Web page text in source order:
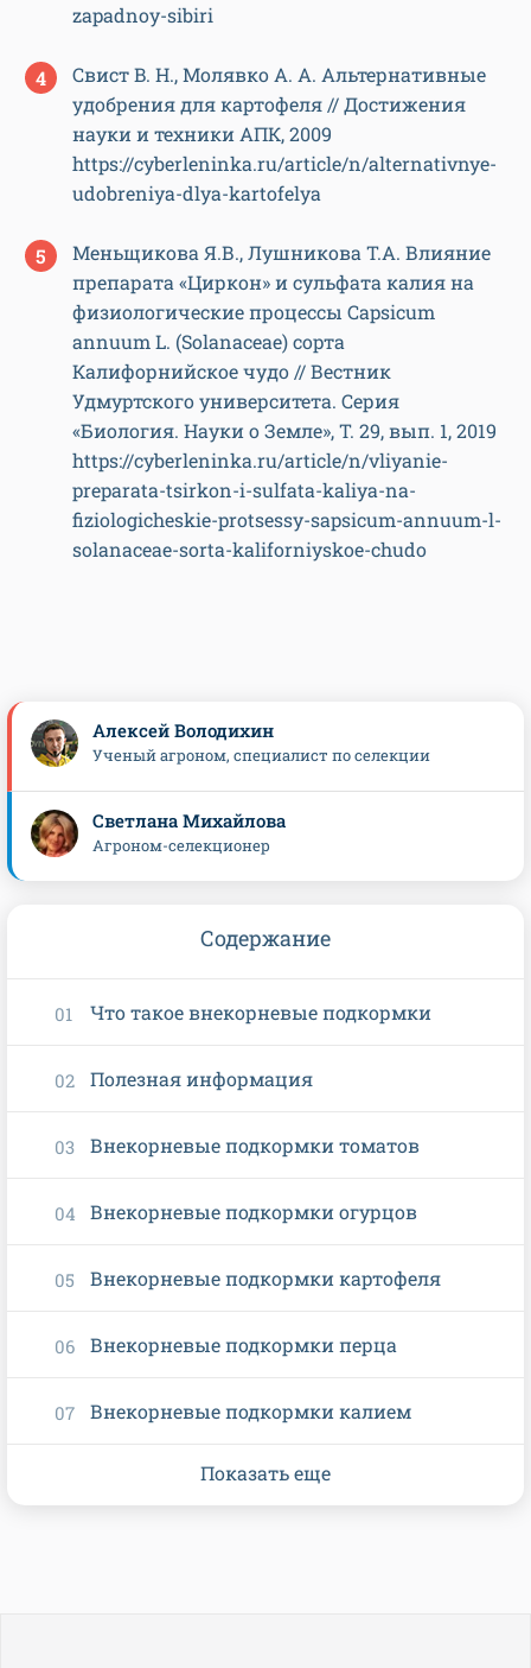
zapadnoy-sibiri
Свист B. H., Молявко А. А. Альтернативные
удобрения для картофеля // Достижения
науки и техники АПК, 2009
https://cyberleninka.ru/article/n/alternativnye-
udobreniya-dlya-kartofelya
Меньщикова Я.В., Лушникова Т.А. Влияние
препарата «Циркон» и сульфата калия на
физиологические процессы Сapsicum
annuum L. (Solanaceae) сорта
Калифорнийское чудо // Вестник
Удмуртского университета. Серия
«Биология. Науки о Земле», Т. 29, вып. 1, 2019
https://cyberleninka.ru/article/n/vliyanie-
preparata-tsirkon-i-sulfata-kaliya-na-
fiziologicheskie-protsessy-sapsicum-annuum-l-
solanaceae-sorta-kaliforniyskoe-chudo
Алексей Володихин
Ученый агроном, специалист по селекции
Светлана Михайлова
Агроном-селекционер
Содержание
Что такое внекорневые подкормки
Полезная информация
Внекорневые подкормки томатов
Внекорневые подкормки огурцов
Внекорневые подкормки картофеля
Внекорневые подкормки перца
Внекорневые подкормки калием
Показать еще